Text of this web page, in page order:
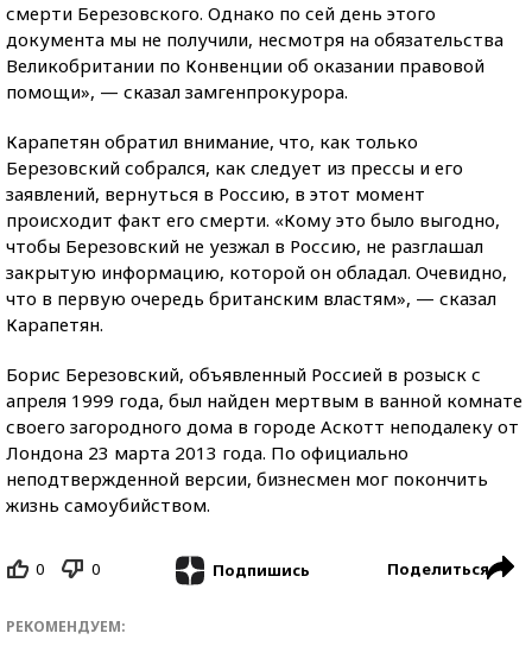
смерти Березовского. Однако по сей день этого
документа мы не получили, несмотря на обязательства
Великобритании по Конвенции об оказании правовой
помощи», — сказал замгенпрокурора.
Карапетян обратил внимание, что, как только
Березовский собрался, как следует из прессы и его
заявлений, вернуться в Россию, в этот момент
происходит факт его смерти. «Кому это было выгодно,
чтобы Березовский не уезжал в Россию, не разглашал
закрытую информацию, которой он обладал. Очевидно,
что в первую очередь британским властям», — сказал
Карапетян.
Борис Березовский, объявленный Россией в розыск с
апреля 1999 года, был найден мертвым в ванной комнате
своего загородного дома в городе Аскотт неподалеку от
Лондона 23 марта 2013 года. По официально
неподтвержденной версии, бизнесмен мог покончить
жизнь самоубийством.
0 0 Подпишись Поделиться
РЕКОМЕНДУЕМ: